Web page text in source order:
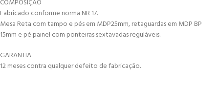
COMPOSIÇÃO
Fabricado conforme norma NR 17.
Mesa Reta com tampo e pés em MDP25mm, retaguardas em MDP BP
15mm e pé painel com ponteiras sextavadas reguláveis.
GARANTIA
12 meses contra qualquer defeito de fabricação.